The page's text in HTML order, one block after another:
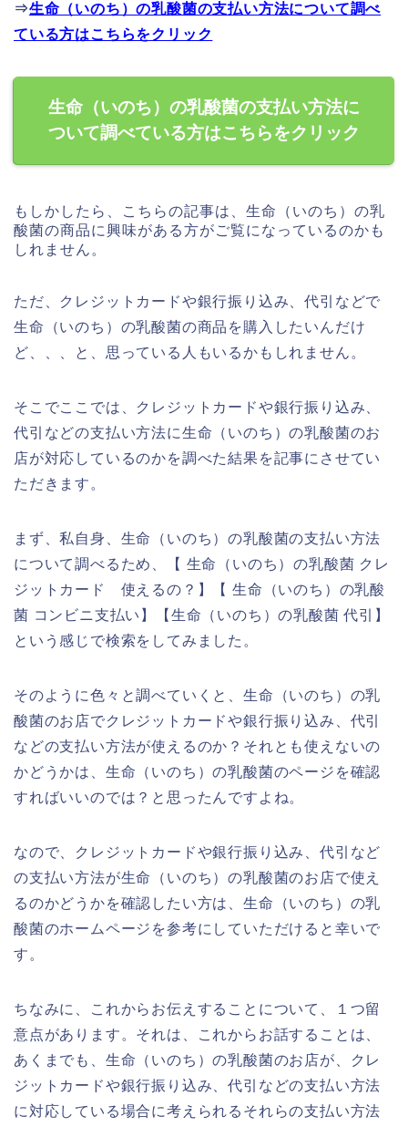
⇒生命（いのち）の乳酸菌の支払い方法について調べ
ている方はこちらをクリック
生命（いのち）の乳酸菌の支払い方法に
ついて調べている方はこちらをクリック
もしかしたら、こちらの記事は、生命（いのち）の乳
酸菌の商品に興味がある方がご覧になっているのかも
しれません。
ただ、クレジットカードや銀行振り込み、代引などで
生命（いのち）の乳酸菌の商品を購入したいんだけ
ど、、、と、思っている人もいるかもしれません。
そこでここでは、クレジットカードや銀行振り込み、
代引などの支払い方法に生命（いのち）の乳酸菌のお
店が対応しているのかを調べた結果を記事にさせてい
ただきます。
まず、私自身、生命（いのち）の乳酸菌の支払い方法
について調べるため、【 生命（いのち）の乳酸菌 クレ
ジットカード 使えるの？】【 生命（いのち）の乳酸
菌 コンビニ支払い】【生命（いのち）の乳酸菌 代引】
という感じで検索をしてみました。
そのように色々と調べていくと、生命（いのち）の乳
酸菌のお店でクレジットカードや銀行振り込み、代引
などの支払い方法が使えるのか？それとも使えないの
かどうかは、生命（いのち）の乳酸菌のページを確認
すればいいのでは？と思ったんですよね。
なので、クレジットカードや銀行振り込み、代引など
の支払い方法が生命（いのち）の乳酸菌のお店で使え
るのかどうかを確認したい方は、生命（いのち）の乳
酸菌のホームページを参考にしていただけると幸いで
す。
ちなみに、これからお伝えすることについて、１つ留
意点があります。それは、これからお話することは、
あくまでも、生命（いのち）の乳酸菌のお店が、クレ
ジットカードや銀行振り込み、代引などの支払い方法
に対応している場合に考えられるそれらの支払い方法